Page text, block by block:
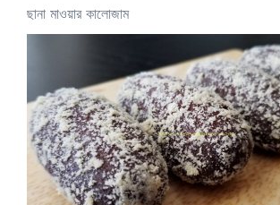
ছানা মাওয়ার কালোজাম